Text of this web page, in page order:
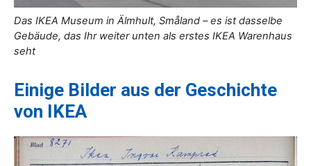
Das IKEA Museum in Älmhult, Småland – es ist dasselbe
Gebäude, das Ihr weiter unten als erstes IKEA Warenhaus
seht
Einige Bilder aus der Geschichte
von IKEA